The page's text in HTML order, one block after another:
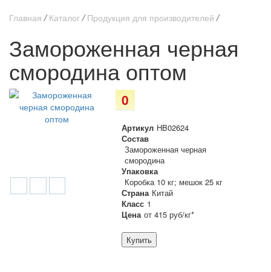
Главная / Каталог / Продукция для производителей /
Замороженная черная
смородина оптом
0
Артикул HB02624
Состав
Замороженная черная
смородина
Упаковка
Коробка 10 кг; мешок 25 кг
Страна Китай
Класс 1
Цена от 415 руб/кг*
Купить